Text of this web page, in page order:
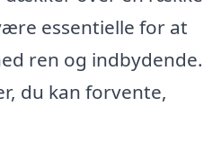
essentielle for at
ren og indbydende.
du kan forvente,